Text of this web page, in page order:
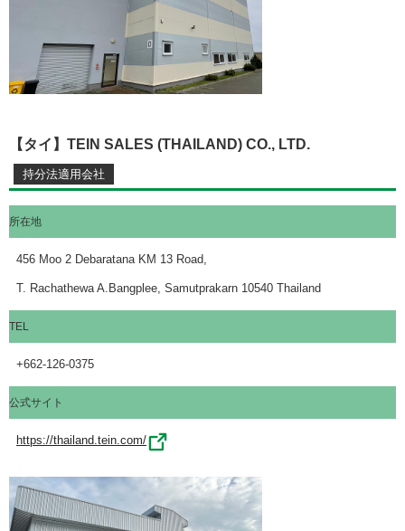
【タイ】TEIN SALES (THAILAND) CO., LTD.
所在地
456 Moo 2 Debaratana KM 13 Road,
T. Rachathewa A.Bangplee, Samutprakarn 10540 Thailand
TEL
+662-126-0375
公式サイト
https://thailand.tein.com/